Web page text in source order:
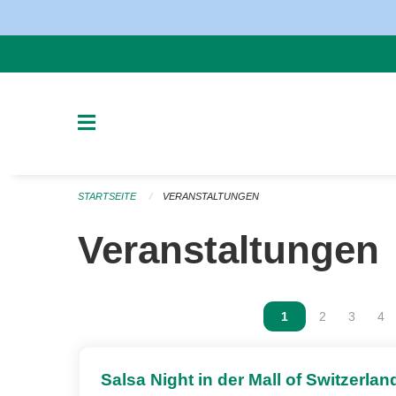
STARTSEITE VERANSTALTUNGEN
Veranstaltungen
Vous êtes sur la
1 Vous êtes
2 Vous
3 4
Salsa Night in der Mall of